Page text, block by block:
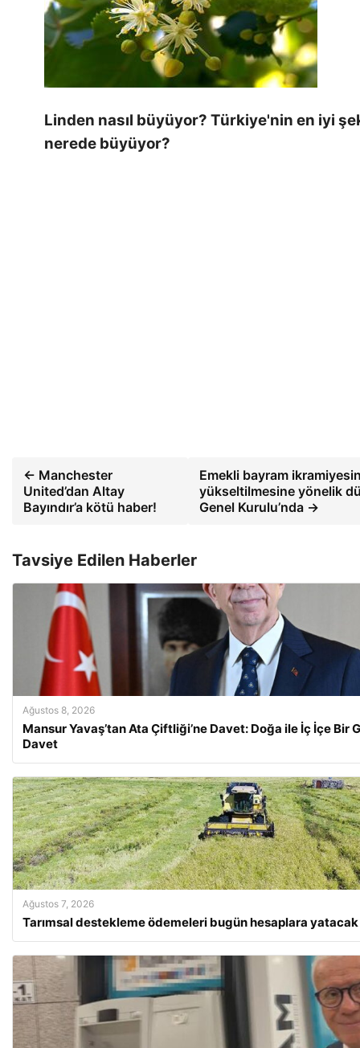
Linden nasıl büyüyor? Türkiye'nin en iyi
nerede büyüyor?
← Manchester
United’dan Altay
Bayındır’a kötü haber!
Emekli bayram
yükseltilmesine yönelik
Genel Kurulu’nda →
Tavsiye Edilen Haberler
Ağustos 8, 2026
Mansur Yavaş’tan Ata Çiftliği’ne Davet: Doğa ile İç İçe Bir
Davet
Ağustos 7, 2026
Tarımsal destekleme ödemeleri bugün hesaplara yatacak